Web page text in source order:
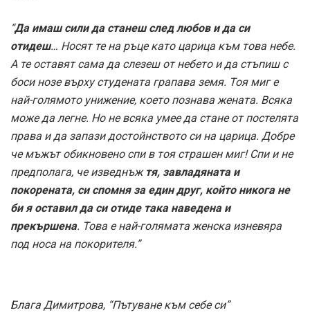
“Да имаш сили да станеш след любов и да си
отидеш… Носят те на ръце като царица към това небе.
А те оставят сама да слезеш от небето и да стъпиш с
боси нозе върху студената грапава земя. Тоя миг е
най-голямото унижение, което познава жената. Всяка
може да легне. Но не всяка умее да стане от постелята
права и да запази достойнството си на царица. Добре
че мъжът обикновено спи в тоя страшен миг! Спи и не
предполага, че изведнъж тя, завладяната и
покорената, си спомня за един друг, който никога не
би я оставил да си отиде така наведена и
прекършена. Това е най-голямата женска изневяра
под носа на покорителя.”
Блага Димитровa, “Пътуване към себе си”